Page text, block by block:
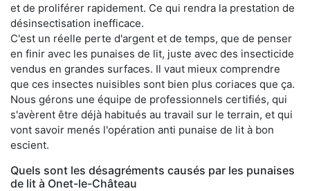
et de proliférer rapidement. Ce qui rendra la prestation de
désinsectisation inefficace.
C'est un réelle perte d'argent et de temps, que de penser
en finir avec les punaises de lit, juste avec des insecticide
vendus en grandes surfaces. Il vaut mieux comprendre
que ces insectes nuisibles sont bien plus coriaces que ça.
Nous gérons une équipe de professionnels certifiés, qui
s'avèrent être déjà habitués au travail sur le terrain, et qui
vont savoir menés l'opération anti punaise de lit à bon
escient.
Quels sont les désagréments causés par les punaises
de lit à Onet-le-Château